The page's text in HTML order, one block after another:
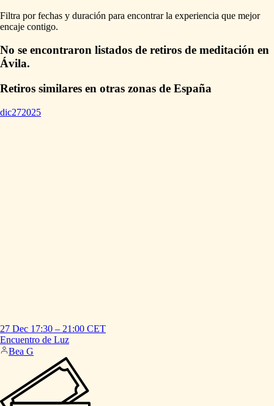
Filtra por fechas y duración para encontrar la experiencia que mejor
encaje contigo.
No se encontraron listados de retiros de meditación en
Ávila.
Retiros similares en otras zonas de España
dic272025
27 Dec 17:30 – 21:00 CET
Encuentro de Luz
Bea G